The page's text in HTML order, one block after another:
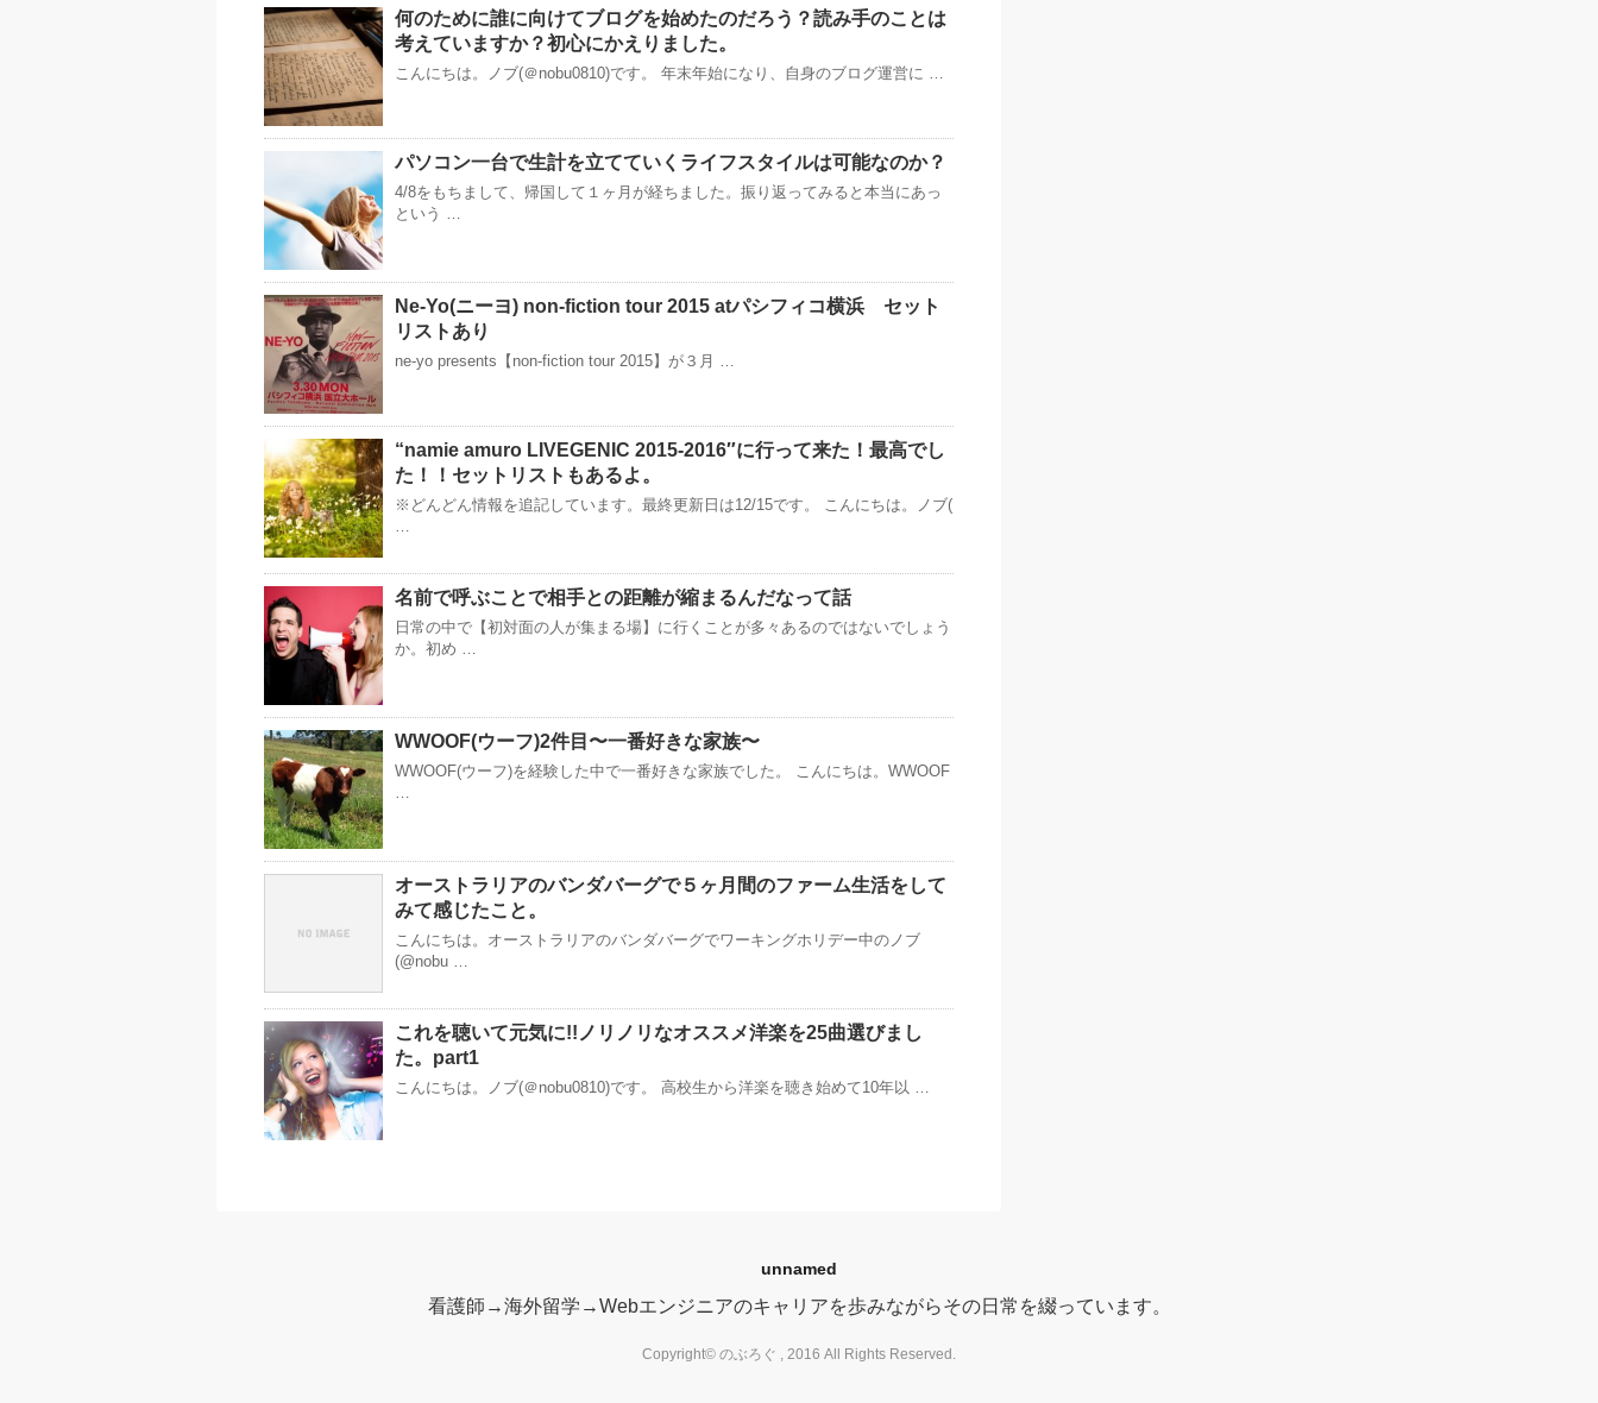
何のために誰に向けてブログを始めたのだろう？読み手のことは
考えていますか？初心にかえりました。
こんにちは。ノブ(＠nobu0810)です。 年末年始になり、自身のブログ運営に …
パソコン一台で生計を立てていくライフスタイルは可能なのか？
4/8をもちまして、帰国して１ヶ月が経ちました。振り返ってみると本当にあっ
という …
Ne-Yo(ニーヨ) non-fiction tour 2015 atパシフィコ横浜 セット
リストあり
ne-yo presents【non-fiction tour 2015】が３月 …
“namie amuro LIVEGENIC 2015-2016″に行って来た！最高でし
た！！セットリストもあるよ。
※どんどん情報を追記しています。最終更新日は12/15です。 こんにちは。ノブ(
…
名前で呼ぶことで相手との距離が縮まるんだなって話
日常の中で【初対面の人が集まる場】に行くことが多々あるのではないでしょう
か。初め …
WWOOF(ウーフ)2件目〜一番好きな家族〜
WWOOF(ウーフ)を経験した中で一番好きな家族でした。 こんにちは。WWOOF
…
オーストラリアのバンダバーグで５ヶ月間のファーム生活をして
みて感じたこと。
こんにちは。オーストラリアのバンダバーグでワーキングホリデー中のノブ
(@nobu …
これを聴いて元気に!!ノリノリなオススメ洋楽を25曲選びまし
た。part1
こんにちは。ノブ(＠nobu0810)です。 高校生から洋楽を聴き始めて10年以 …
unnamed
看護師→海外留学→Webエンジニアのキャリアを歩みながらその日常を綴っています。
Copyright© のぶろぐ , 2016 All Rights Reserved.